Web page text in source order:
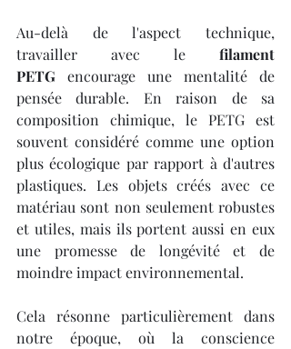
Au-delà de l'aspect technique,
travailler avec le filament
PETG encourage une mentalité de
pensée durable. En raison de sa
composition chimique, le PETG est
souvent considéré comme une option
plus écologique par rapport à d'autres
plastiques. Les objets créés avec ce
matériau sont non seulement robustes
et utiles, mais ils portent aussi en eux
une promesse de longévité et de
moindre impact environnemental.
Cela résonne particulièrement dans
notre époque, où la conscience